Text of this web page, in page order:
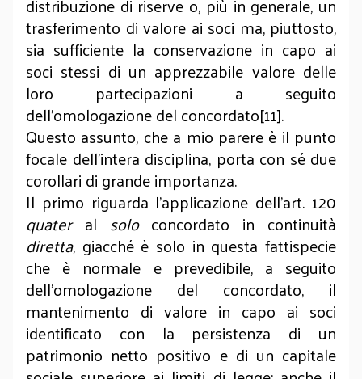
trasferimento di valore ai soci ma, piuttosto,
sia sufficiente la conservazione in capo ai
soci stessi di un apprezzabile valore delle
loro partecipazioni a seguito
dell’omologazione del concordato[11].
Questo assunto, che a mio parere è il punto
focale dell’intera disciplina, porta con sé due
corollari di grande importanza.
Il primo riguarda l’applicazione dell’art. 120
quateral soloconcordato in continuità
diretta, giacché è solo in questa fattispecie
che è normale e prevedibile, a seguito
dell’omologazione del concordato, il
mantenimento di valore in capo ai soci
identificato con la persistenza di un
patrimonio netto positivo e di un capitale